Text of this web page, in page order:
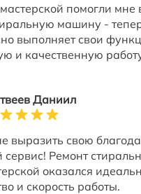
помогли мне
машину -
выполняет свои
и качественную
Даниил
выразить свою
сервис! Ремонт
оказался
и скорость работы.